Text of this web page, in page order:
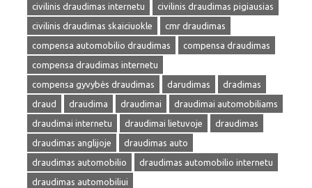
civilinis draudimas internetu
civilinis draudimas pigiausias
civilinis draudimas skaiciuokle
cmr draudimas
compensa automobilio draudimas
compensa draudimas
compensa draudimas internetu
compensa gyvybės draudimas
darudimas
dradimas
draud
draudima draudimai
draudimai automobiliams
draudimai internetu
draudimai lietuvoje
draudimas
draudimas anglijoje
draudimas auto
draudimas automobilio
draudimas automobilio internetu
draudimas automobiliui